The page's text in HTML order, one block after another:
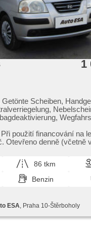
1
Scheiben,
použití financování na
Otevřeno denně (včetně
86 tkm
Benzin
ESA , Praha 10-Štěrboholy